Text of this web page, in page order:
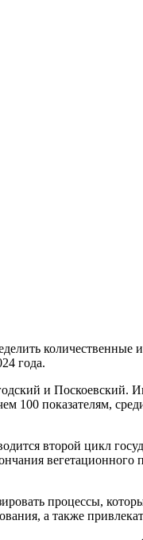
количественные
года.
и Поскоевский.
показателям,
второй цикл
процессы,
а также